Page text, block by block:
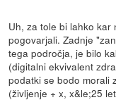
Uh, za tole bi lahko kar
pogovarjali. Zadnje
tega področja, je bilo
(digitalni ekvivalent
podatki se bodo morali
(življenje + x, x&le;25